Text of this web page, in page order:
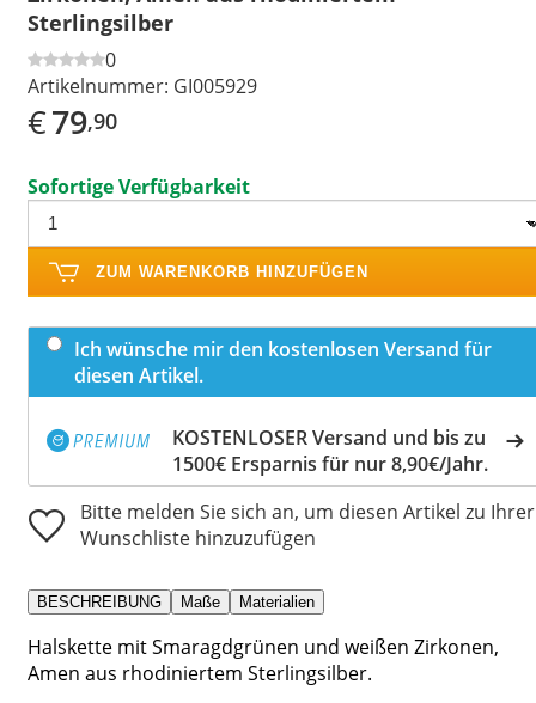
Sterlingsilber
0
Artikelnummer: GI005929
€79,90
Sofortige Verfügbarkeit
ZUM WARENKORB HINZUFÜGEN
Ich wünsche mir den kostenlosen Versand für
diesen Artikel.
KOSTENLOSER Versand und bis zu
1500€ Ersparnis für nur 8,90€/Jahr.
Bitte melden Sie sich an, um diesen Artikel zu Ihrer
Wunschliste hinzuzufügen
BESCHREIBUNG Maße Materialien
Halskette mit Smaragdgrünen und weißen Zirkonen,
Amen aus rhodiniertem Sterlingsilber.